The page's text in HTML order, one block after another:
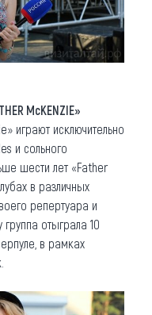
McKENZIE»
играют исключительно
и сольного
шести лет «Father
в различных
репертуара и
отыграла 10
в рамках